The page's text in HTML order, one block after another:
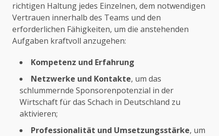
richtigen Haltung jedes Einzelnen, dem notwendigen
Vertrauen innerhalb des Teams und den
erforderlichen Fähigkeiten, um die anstehenden
Aufgaben kraftvoll anzugehen:
Kompetenz und Erfahrung
Netzwerke und Kontakte, um das
schlummernde Sponsorenpotenzial in der
Wirtschaft für das Schach in Deutschland zu
aktivieren;
Professionalität und Umsetzungsstärke, um